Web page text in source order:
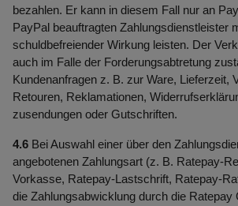
bezahlen. Er kann in diesem Fall nur an
PayPal beauftragten Zahlungsdienstleister
schuldbefreiender Wirkung leisten. Der
auch im Falle der Forderungsabtretung
Kundenanfragen z. B. zur Ware, Lieferzeit,
Retouren, Reklamationen,
zusendungen oder Gutschriften.
4.6 Bei Auswahl einer über den
angebotenen Zahlungsart (z. B. Ratepay-
Vorkasse, Ratepay-Lastschrift, Ratepay-
die Zahlungsabwicklung durch die Ratepay